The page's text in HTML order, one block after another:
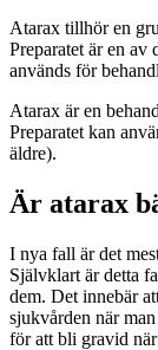
Atarax tillhör en
Preparatet är en av
används för
Atarax är en
Preparatet kan
äldre).
Är atarax
I nya fall är det
Självklart är detta
dem. Det innebär
sjukvården när
för att bli gravid